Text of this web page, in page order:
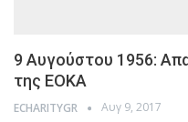
9 Αυγούστου 1956:
της ΕΟΚΑ
ECHARITYGR Αυγ 9, 2017